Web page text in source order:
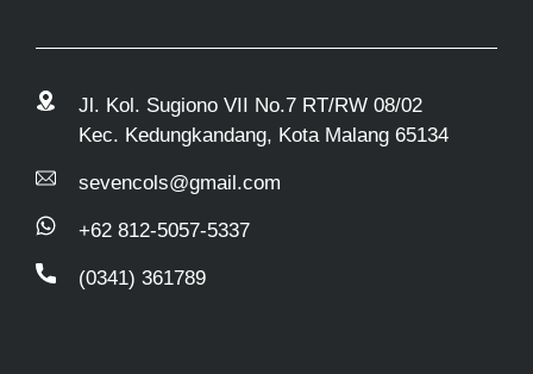
Jl. Kol. Sugiono VII No.7 RT/RW 08/02
Kec. Kedungkandang, Kota Malang 65134
sevencols@gmail.com
+62 812-5057-5337
(0341) 361789